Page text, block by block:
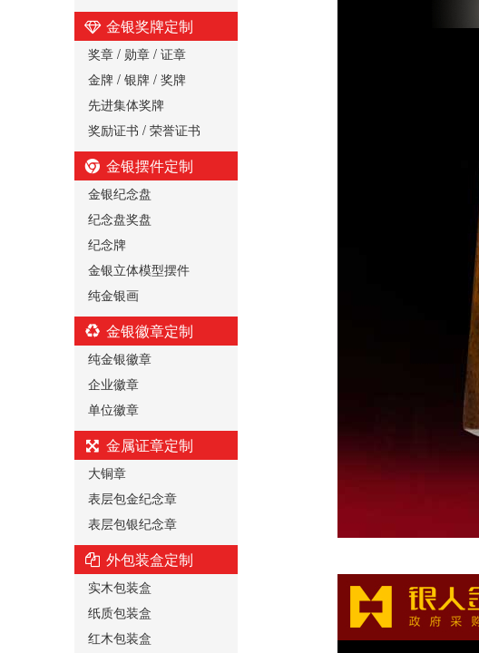
金银奖牌定制
奖章 / 勋章 / 证章
金牌 / 银牌 / 奖牌
先进集体奖牌
奖励证书 / 荣誉证书
金银摆件定制
金银纪念盘
纪念盘奖盘
纪念牌
金银立体模型摆件
纯金银画
金银徽章定制
纯金银徽章
企业徽章
单位徽章
金属证章定制
大铜章
表层包金纪念章
表层包银纪念章
外包装盒定制
实木包装盒
纸质包装盒
红木包装盒